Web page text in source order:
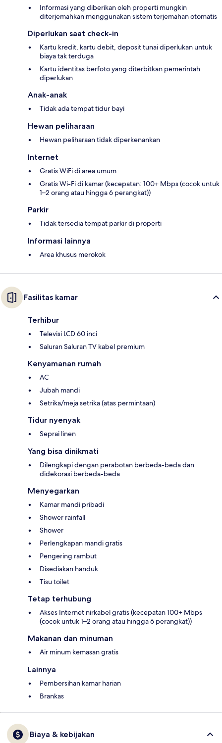
Informasi yang diberikan oleh properti mungkin
diterjemahkan menggunakan sistem terjemahan otomatis
Diperlukan saat check-in
Kartu kredit, kartu debit, deposit tunai diperlukan untuk
biaya tak terduga
Kartu identitas berfoto yang diterbitkan pemerintah
diperlukan
Anak-anak
Tidak ada tempat tidur bayi
Hewan peliharaan
Hewan peliharaan tidak diperkenankan
Internet
Gratis WiFi di area umum
Gratis Wi-Fi di kamar (kecepatan: 100+ Mbps (cocok untuk
1–2 orang atau hingga 6 perangkat))
Parkir
Tidak tersedia tempat parkir di properti
Informasi lainnya
Area khusus merokok
Fasilitas kamar
Terhibur
Televisi LCD 60 inci
Saluran Saluran TV kabel premium
Kenyamanan rumah
AC
Jubah mandi
Setrika/meja setrika (atas permintaan)
Tidur nyenyak
Seprai linen
Yang bisa dinikmati
Dilengkapi dengan perabotan berbeda-beda dan
didekorasi berbeda-beda
Menyegarkan
Kamar mandi pribadi
Shower rainfall
Shower
Perlengkapan mandi gratis
Pengering rambut
Disediakan handuk
Tisu toilet
Tetap terhubung
Akses Internet nirkabel gratis (kecepatan 100+ Mbps
(cocok untuk 1–2 orang atau hingga 6 perangkat))
Makanan dan minuman
Air minum kemasan gratis
Lainnya
Pembersihan kamar harian
Brankas
Biaya & kebijakan